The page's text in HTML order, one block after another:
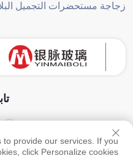
زجاجة مستحضرات التجميل
حقوق النشر © جميع الحقوق محفوظة
المحدودة -
provide our services. If you
click Personalize cookies.